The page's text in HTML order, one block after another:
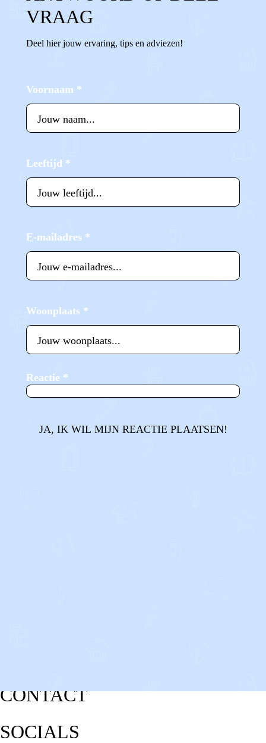
VRAAG
Deel hier jouw ervaring, tips en adviezen!
Voornaam *
Leeftijd *
E-mailadres *
Woonplaats *
Reactie *
JA, IK WIL MIJN REACTIE PLAATSEN!
CONTACT
SOCIALS